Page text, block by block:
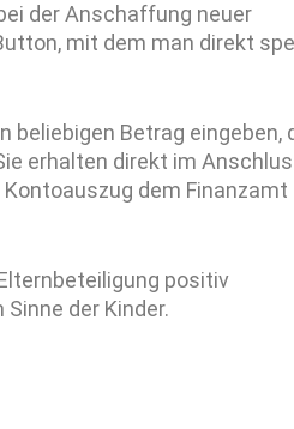
der Anschaffung neuer
mit dem man direkt
beliebigen Betrag eingeben,
erhalten direkt im
dem Finanzamt
positiv
der Kinder.